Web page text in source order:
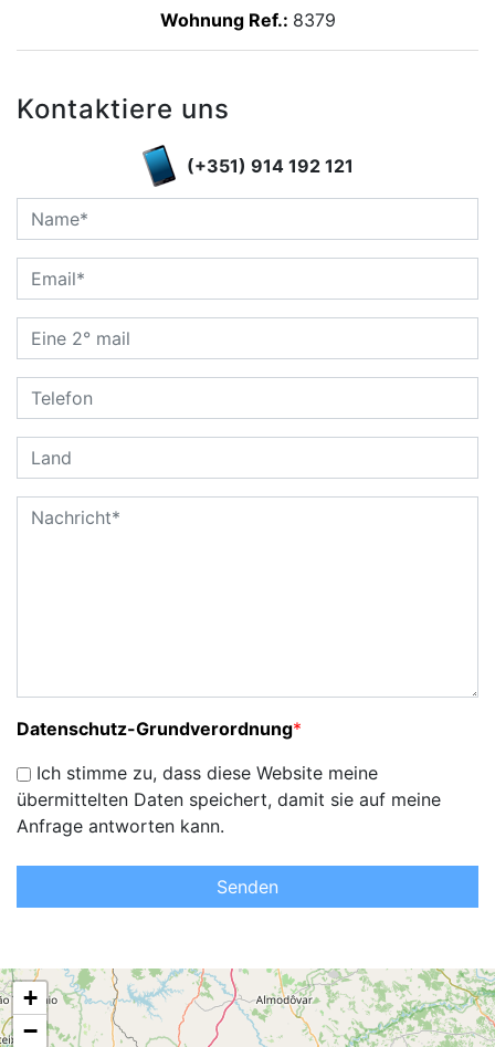
Wohnung Ref.: 8379
Kontaktiere uns
(+351) 914 192 121
Datenschutz-Grundverordnung*
Ich stimme zu, dass diese Website meine
übermittelten Daten speichert, damit sie auf meine
Anfrage antworten kann.
Senden
+
−